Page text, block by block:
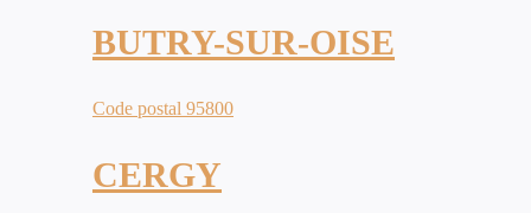
BUTRY-SUR-OISE
Code postal 95800
CERGY